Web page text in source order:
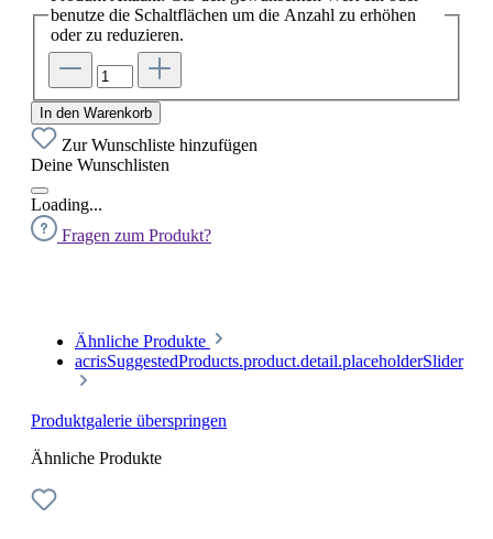
benutze die Schaltflächen um die Anzahl zu erhöhen
oder zu reduzieren.
In den Warenkorb
Zur Wunschliste hinzufügen
Deine Wunschlisten
Loading...
Fragen zum Produkt?
Ähnliche Produkte
acrisSuggestedProducts.product.detail.placeholderSlider
Produktgalerie überspringen
Ähnliche Produkte